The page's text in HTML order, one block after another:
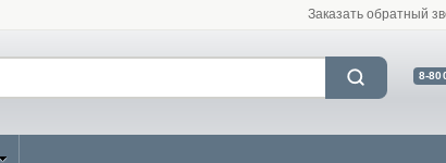
Заказать обратный
8-